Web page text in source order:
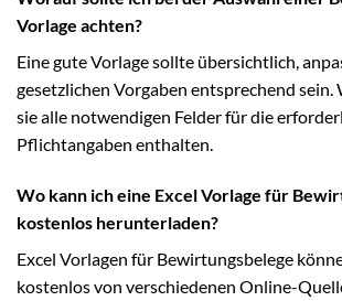
Vorlage achten?
Eine gute Vorlage sollte übersichtlich,
gesetzlichen Vorgaben entsprechend
sie alle notwendigen Felder für die
Pflichtangaben enthalten.
Wo kann ich eine Excel Vorlage für
kostenlos herunterladen?
Excel Vorlagen für Bewirtungsbelege
kostenlos von verschiedenen Online-